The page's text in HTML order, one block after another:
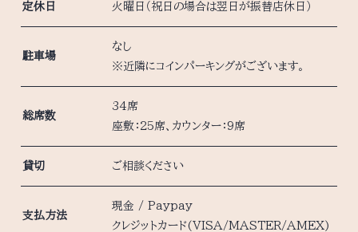
定休日 火曜日（祝日の場合は翌日が振替店休日）
駐車場
なし
※近隣にコインパーキングがございます。
総席数
34席
座敷：25席、カウンター：9席
貸切 ご相談ください
支払方法
現金 / Paypay
クレジットカード(VISA/MASTER/AMEX)